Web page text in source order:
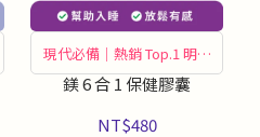
現代必備｜熱銷 Top.1 明星
商品
鎂 6 合 1 保健膠囊
NT$480